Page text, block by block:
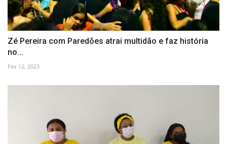
Zé Pereira com Paredões atrai multidão e faz história
no...
Fev 12, 2023